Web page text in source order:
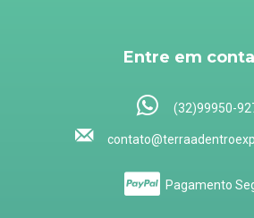
Entre em
(32)99950-
Pagamento